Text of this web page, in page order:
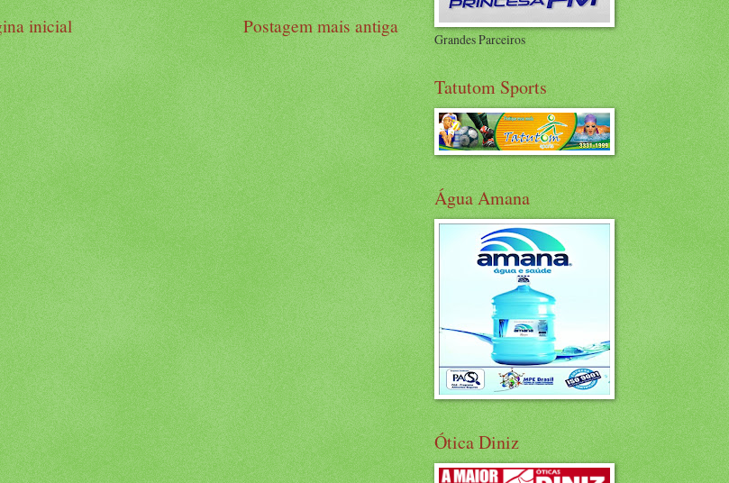
Postagem mais antiga
inicial
Grandes Parceiros
Tatutom Sports
Água Amana
Ótica Diniz